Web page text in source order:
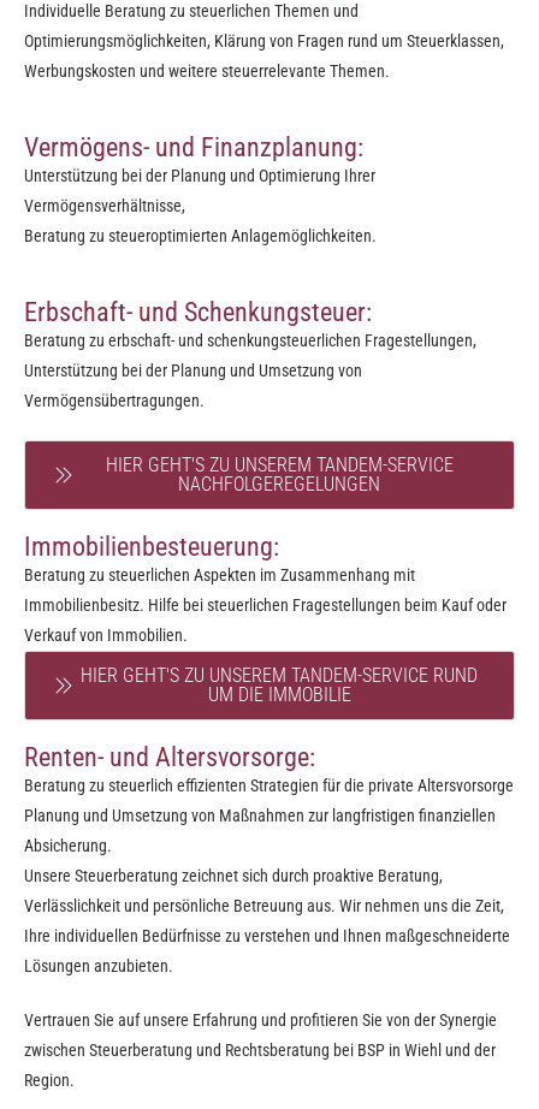
Individuelle Beratung zu steuerlichen Themen und
Optimierungsmöglichkeiten, Klärung von Fragen rund um Steuerklassen,
Werbungskosten und weitere steuerrelevante Themen.
Vermögens- und Finanzplanung:
Unterstützung bei der Planung und Optimierung Ihrer
Vermögensverhältnisse,
Beratung zu steueroptimierten Anlagemöglichkeiten.
Erbschaft- und Schenkungsteuer:
Beratung zu erbschaft- und schenkungsteuerlichen Fragestellungen,
Unterstützung bei der Planung und Umsetzung von
Vermögensübertragungen.
HIER GEHT'S ZU UNSEREM TANDEM-SERVICE
NACHFOLGEREGELUNGEN
Immobilienbesteuerung:
Beratung zu steuerlichen Aspekten im Zusammenhang mit
Immobilienbesitz. Hilfe bei steuerlichen Fragestellungen beim Kauf oder
Verkauf von Immobilien.
HIER GEHT'S ZU UNSEREM TANDEM-SERVICE RUND
UM DIE IMMOBILIE
Renten- und Altersvorsorge:
Beratung zu steuerlich effizienten Strategien für die private Altersvorsorge
Planung und Umsetzung von Maßnahmen zur langfristigen finanziellen
Absicherung.
Unsere Steuerberatung zeichnet sich durch proaktive Beratung,
Verlässlichkeit und persönliche Betreuung aus. Wir nehmen uns die Zeit,
Ihre individuellen Bedürfnisse zu verstehen und Ihnen maßgeschneiderte
Lösungen anzubieten.
Vertrauen Sie auf unsere Erfahrung und profitieren Sie von der Synergie
zwischen Steuerberatung und Rechtsberatung bei BSP in Wiehl und der
Region.